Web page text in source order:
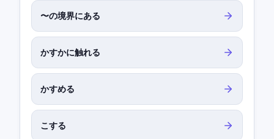
〜の境界にある
かすかに触れる
かすめる
こする